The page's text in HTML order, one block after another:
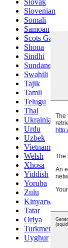
Slovenian
Somali
Samoan
Scots Gaelic
Shona
Sindhi
Sundanese
Swahili
Tajik
Tamil
Telugu
Thai
Ukrainian
Urdu
Uzbek
Vietnamese
Welsh
Xhosa
Yiddish
Yoruba
Zulu
Kinyarwanda
Tatar
Oriya
Turkmen
Uyghur